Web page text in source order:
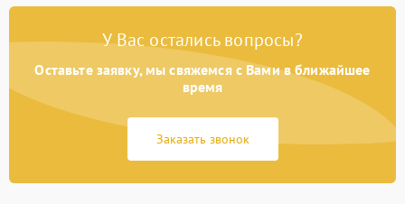
У Вас остались вопросы?
Оставьте заявку, мы свяжемся с Вами в ближайшее
время
Заказать звонок